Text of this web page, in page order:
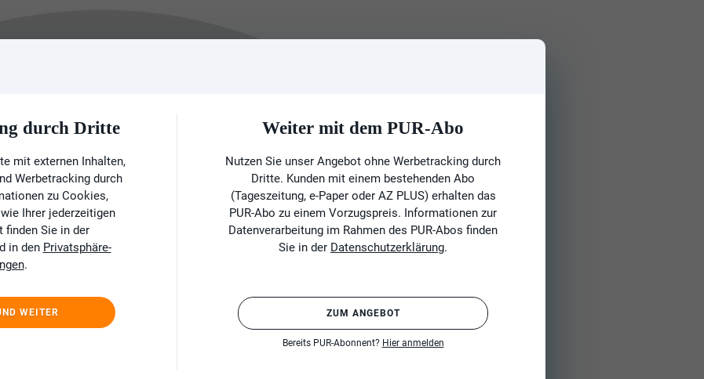
durch Dritte
mit externen Inhalten,
Werbetracking durch
zu Cookies,
Ihrer jederzeitigen
Sie in der
in den Privatsphäre-
.
WEITER
Weiter mit dem PUR-Abo
Nutzen Sie unser Angebot ohne Werbetracking durch
Dritte. Kunden mit einem bestehenden Abo
(Tageszeitung, e-Paper oder AZ PLUS) erhalten das
PUR-Abo zu einem Vorzugspreis. Informationen zur
Datenverarbeitung im Rahmen des PUR-Abos finden
Sie in der Datenschutzerklärung.
ZUM ANGEBOT
Bereits PUR-Abonnent? Hier anmelden